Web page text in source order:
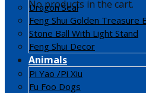
No products in the cart.
Dragon Seal
Feng Shui Golden Treasure
Stone Ball With Light Stand
Feng Shui Decor
Animals
Pi Yao /Pi Xiu
Fu Foo Dogs